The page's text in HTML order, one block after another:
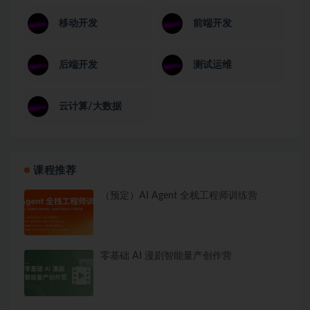
移动开发 前端开发
后端开发 测试运维
云计算/大数据
课程推荐
（预定）AI Agent 全栈工程师训练营
零基础 AI 漫剧智能量产创作营